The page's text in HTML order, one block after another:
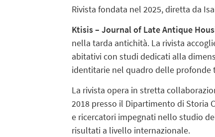
Rivista fondata nel 2025, diretta da
Ktisis – Journal of Late Antique
nella tarda antichità. La rivista
abitativi con studi dedicati alla
identitarie nel quadro delle
La rivista opera in stretta
2018 presso il Dipartimento di Storia
e ricercatori impegnati nello studio
risultati a livello internazionale.